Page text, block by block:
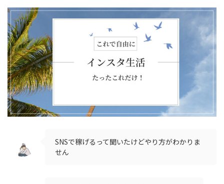
SNSで稼げるって聞いたけどやり方がわかりま
せん